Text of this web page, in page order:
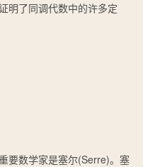
明了同调代数中的许多定
要数学家是塞尔(Serre)。塞